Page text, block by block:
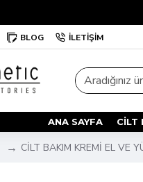
BLOG İLETIŞIM
ANA SAYFA CILT
CİLT BAKIM KREMİ EL VE